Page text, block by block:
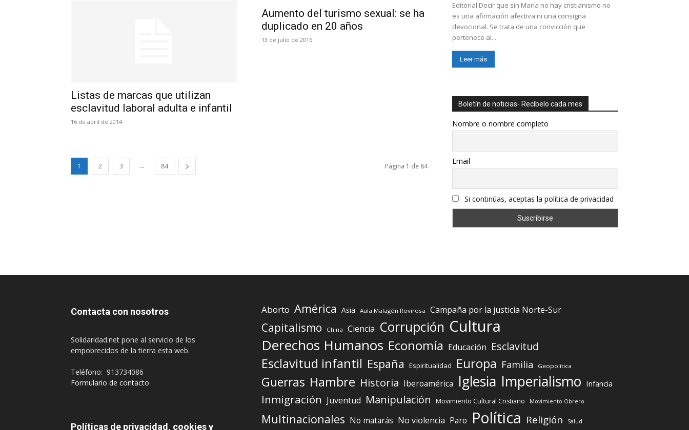
Listas de marcas que utilizan
esclavitud laboral adulta e infantil
16 de abril de 2014
Aumento del turismo sexual: se ha
duplicado en 20 años
13 de julio de 2016
1 2 3 ... 84 Página 1 de 84
Editorial Decir que sin María no hay cristianismo no
es una afirmación afectiva ni una consigna
devocional. Se trata de una convicción que
pertenece al...
Leer más
Boletín de noticias- Recíbelo cada mes
Nombre o nombre completo
Email
Si continúas, aceptas la política de privacidad
Contacta con nosotros
Solidaridad.net pone al servicio de los
empobrecidos de la tierra esta web.
Teléfono: 913734086
Formulario de contacto
Políticas de privacidad, cookies y
Aborto América Asia Aula Malagón Rovirosa Campaña por la justicia Norte-Sur
Capitalismo China Ciencia Corrupción Cultura
Derechos Humanos Economía Educación Esclavitud
Esclavitud infantil España Espiritualidad Europa Familia Geopolítica
Guerras Hambre Historia Iberoamérica Iglesia Imperialismo Infancia
Inmigración Juventud Manipulación Movimiento Cultural Cristiano Movimiento Obrero
Multinacionales No matarás No violencia Paro Política Religión Salud